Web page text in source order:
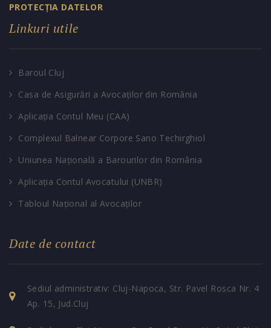
PROTECȚIA DATELOR
Linkuri utile
Baroul Cluj
Casa de Asigurări a Avocaților din România
Aplicația Contul Meu (CAA)
Complexul Balnear Corpore Sano Techirghiol
Uniunea Națională a Barourilor din România
Aplicația Contul Avocatului (UNBR)
Tabloul Național al Avocaților
Date de contact
Sediul administrativ: Cluj-Napoca, Str. Pavel Rosca Nr. 4
Ap. 15, Jud.Cluj